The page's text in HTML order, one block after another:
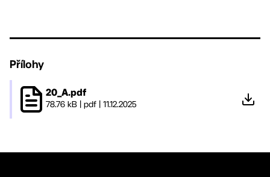
Přílohy
20_A.pdf
78.76 kB pdf 11.12.2025